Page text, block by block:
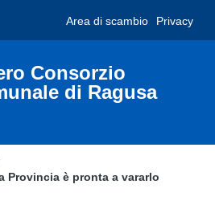
Area di scambio Privacy
Consorzio
di Ragusa
Provincia è pronta a vararlo